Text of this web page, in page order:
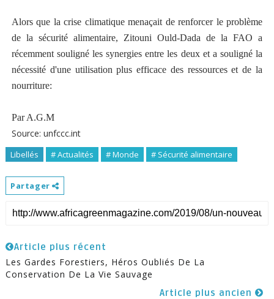
Alors que la crise climatique menaçait de renforcer le problème
de la sécurité alimentaire, Zitouni Ould-Dada de la FAO a
récemment souligné les synergies entre les deux et a souligné la
nécessité d'une utilisation plus efficace des ressources et de la
nourriture:
Par A.G.M
Source: unfccc.int
Libellés # Actualités # Monde # Sécurité alimentaire
Partager
Article plus récent
Les Gardes Forestiers, Héros Oubliés De La
Conservation De La Vie Sauvage
Article plus ancien